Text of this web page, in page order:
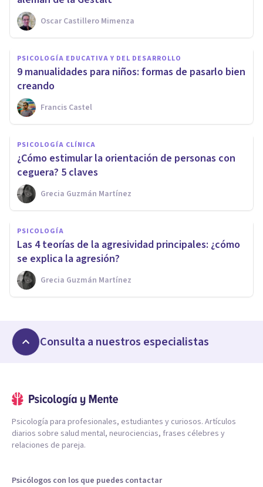
Oscar Castillero Mimenza
PSICOLOGÍA EDUCATIVA Y DEL DESARROLLO
9 manualidades para niños: formas de pasarlo bien
creando
Francis Castel
PSICOLOGÍA CLÍNICA
¿Cómo estimular la orientación de personas con
ceguera? 5 claves
Grecia Guzmán Martínez
PSICOLOGÍA
Las 4 teorías de la agresividad principales: ¿cómo
se explica la agresión?
Grecia Guzmán Martínez
Consulta a nuestros especialistas
Psicología para profesionales, estudiantes y curiosos. Artículos
diarios sobre salud mental, neurociencias, frases célebres y
relaciones de pareja.
Psicólogos con los que puedes contactar